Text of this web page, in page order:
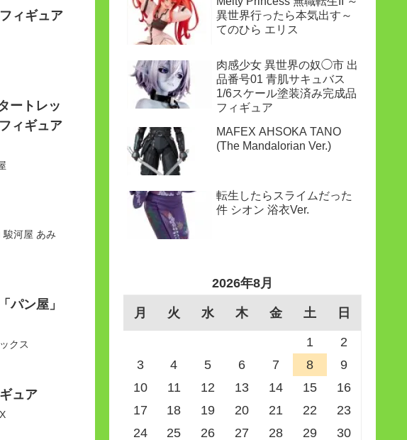
ィギュア
ートレッ
ィギュア
河屋 あみ
パン屋」
クス
ュア
異世界行ったら本気出す～
てのひら エリス
肉感少女 異世界の奴◯市 出
品番号01 青肌サキュバス
1/6スケール塗装済み完成品
フィギュア
MAFEX AHSOKA TANO
(The Mandalorian Ver.)
転生したらスライムだった
件 シオン 浴衣Ver.
2026年8月
月 火 水 木 金 土 日
1
2
3
4 5 6 7 8
9
10
11 12 13 14 15
16
17
18 19 20 21 22
23
24
25 26 27 28 29
30